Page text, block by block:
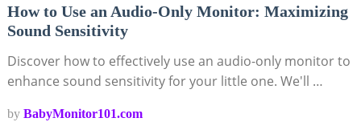
How to Use an Audio-Only Monitor: Maximizing
Sound Sensitivity
Discover how to effectively use an audio-only monitor to
enhance sound sensitivity for your little one. We'll …
by BabyMonitor101.com